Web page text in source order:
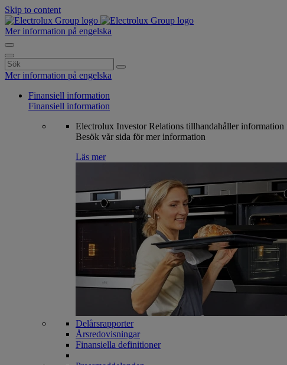
Skip to content
Mer information på engelska
Search
for:
Mer information på engelska
Finansiell information
Finansiell information
Electrolux Investor Relations tillhandahåller
Besök vår sida för mer information
Läs mer
Delårsrapporter
Årsredovisningar
Finansiella definitioner